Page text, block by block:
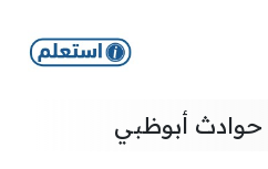
حوادث أبوظبي